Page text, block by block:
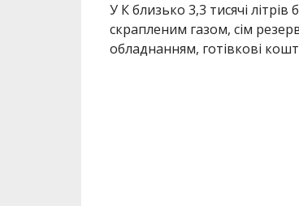
У К близько 3,3 тисячі літрів
скрапленим газом, сім
обладнанням, готівкові